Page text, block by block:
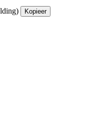
Kopieer